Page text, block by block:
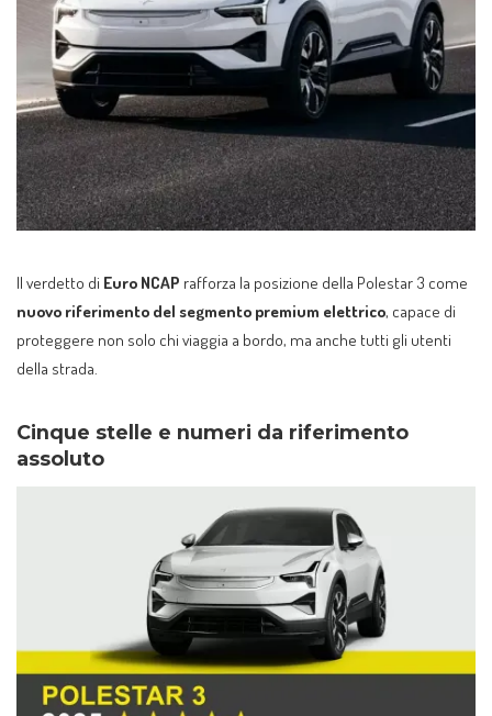
Il verdetto di Euro NCAP rafforza la posizione della Polestar 3 come
nuovo riferimento del segmento premium elettrico, capace di
proteggere non solo chi viaggia a bordo, ma anche tutti gli utenti
della strada.
Cinque stelle e numeri da riferimento
assoluto